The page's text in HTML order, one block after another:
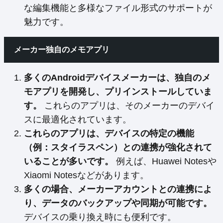
な編集機能と多様なファイル形式のサポートが
魅力です。
メーカー独自のメモアプリ
多くのAndroidデバイスメーカーは、独自のメ
モアプリを開発し、プリインストールしていま
す。
これらのアプリは、そのメーカーのデバイ
スに最適化されています。
これらのアプリは、デバイスの特定の機能
（例：スタイラスペン）との連携が強化されて
いることが多いです。
例えば、Huawei Notesや
Xiaomi Notesなどがあります。
多くの場合、メーカーアカウントとの連携によ
り、データのバックアップや同期が可能です。
デバイスの乗り換え時にも便利です。